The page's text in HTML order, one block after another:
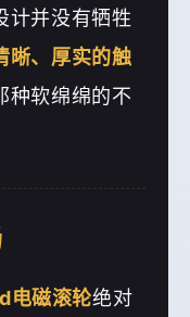
计并没有牺牲
晰、厚实的触
种软绵绵的不
电磁滚轮绝对